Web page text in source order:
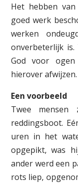
Het hebben
goed werk
werken
onverbeterlijk
God voor
hierover afwijzen.
Een voorbeeld
Twee
reddingsboot.
uren in het
opgepikt, was
ander werd een
rots liep,